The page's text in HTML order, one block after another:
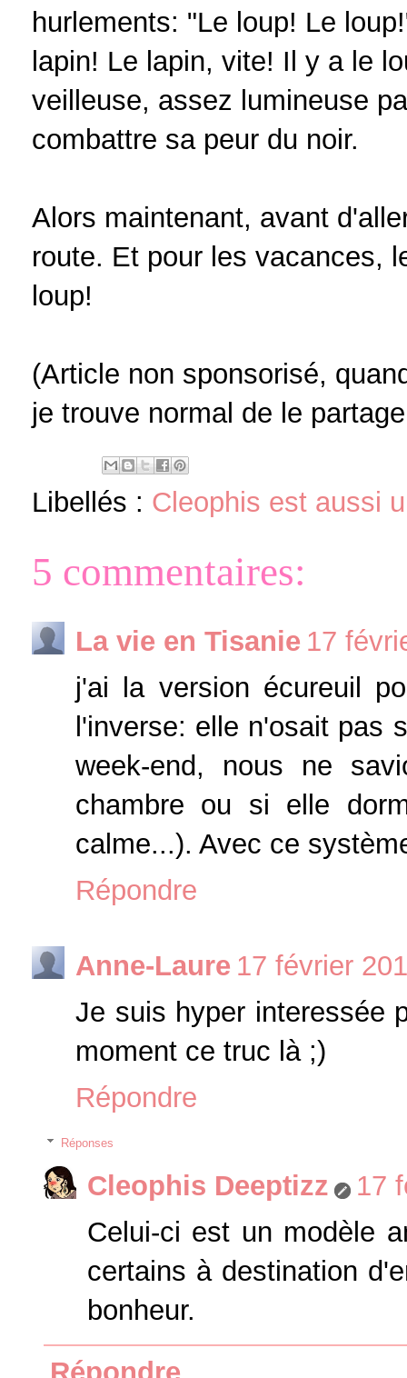
hurlements: "Le loup! Le
lapin! Le lapin, vite! Il y a le
veilleuse, assez lumineuse
combattre sa peur du noir.
Alors maintenant, avant
route. Et pour les vacances,
loup!
(Article non sponsorisé,
je trouve normal de le
Libellés : Cleophis est aussi
5 commentaires:
La vie en Tisanie 17
j'ai la version écureuil
l'inverse: elle n'osait pas
week-end, nous ne
chambre ou si elle
calme...). Avec ce
Répondre
Anne-Laure 17 février
Je suis hyper interessée
moment ce truc là ;)
Répondre
Réponses
Cleophis Deeptizz
17
Celui-ci est un modèle
certains à destination
bonheur.